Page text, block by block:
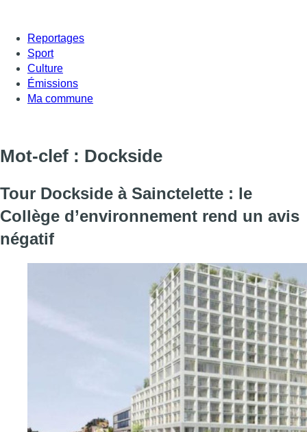
Reportages
Sport
Culture
Émissions
Ma commune
Mot-clef : Dockside
Tour Dockside à Sainctelette : le
Collège d’environnement rend un avis
négatif